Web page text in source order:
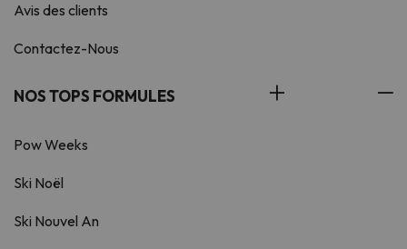
Avis des clients
Contactez-Nous
NOS TOPS FORMULES
Pow Weeks
Ski Noël
Ski Nouvel An